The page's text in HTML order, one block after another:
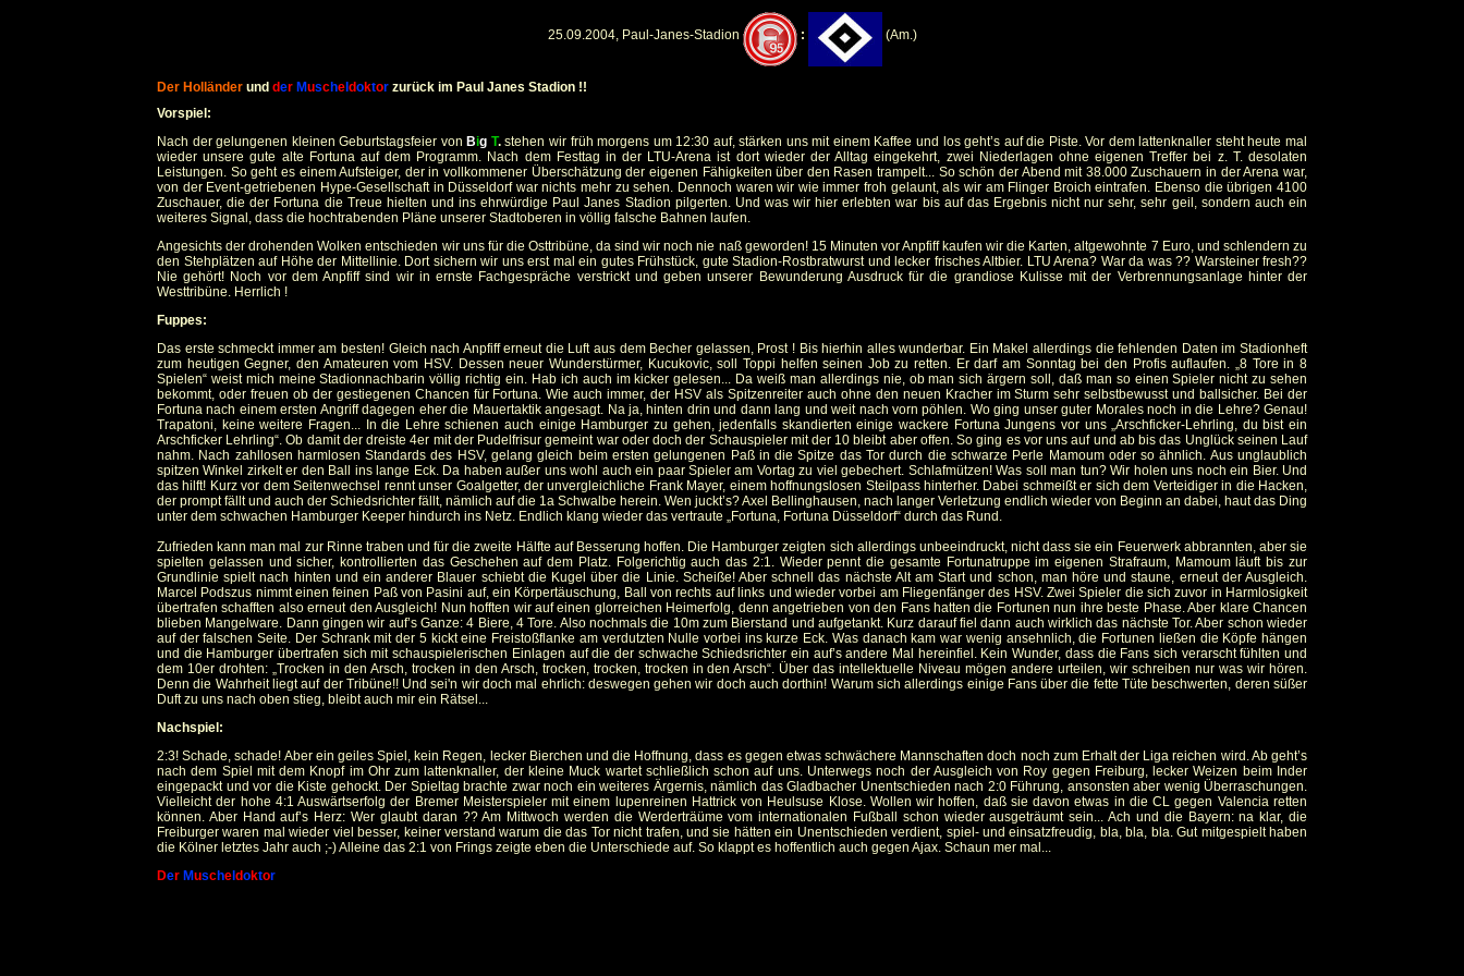
25.09.2004, Paul-Janes-Stadion : (Am.)
Der Holländer und der Musche doktor zurück im Paul Janes Stadion !!
Vorspiel:
Nach der gelungenen kleinen Geburtstagsfeier von Big T.stehen wir früh morgens um 12:30 auf, stärken uns mit einem Kaffee und los geht’s auf die Piste. Vor dem lattenknaller steht heute mal
wieder unsere gute alte Fortuna auf dem Programm. Nach dem Festtag in der LTU-Arena ist dort wieder der Alltag eingekehrt, zwei Niederlagen ohne eigenen Treffer bei z. T. desolaten
Leistungen. So geht es einem Aufsteiger, der in vollkommener Überschätzung der eigenen Fähigkeiten über den Rasen trampelt... So schön der Abend mit 38.000 Zuschauern in der Arena war,
von der Event-getriebenen Hype-Gesellschaft in Düsseldorf war nichts mehr zu sehen. Dennoch waren wir wie immer froh gelaunt, als wir am Flinger Broich eintrafen. Ebenso die übrigen 4100
Zuschauer, die der Fortuna die Treue hielten und ins ehrwürdige Paul Janes Stadion pilgerten. Und was wir hier erlebten war bis auf das Ergebnis nicht nur sehr, sehr geil, sondern auch ein
weiteres Signal, dass die hochtrabenden Pläne unserer Stadtoberen in völlig falsche Bahnen laufen.
Angesichts der drohenden Wolken entschieden wir uns für die Osttribüne, da sind wir noch nie naß geworden! 15 Minuten vor Anpfiff kaufen wir die Karten, altgewohnte 7 Euro, und schlendern zu
den Stehplätzen auf Höhe der Mittellinie. Dort sichern wir uns erst mal ein gutes Frühstück, gute Stadion-Rostbratwurst und lecker frisches Altbier. LTU Arena? War da was ?? Warsteiner fresh??
Nie gehört! Noch vor dem Anpfiff sind wir in ernste Fachgespräche verstrickt und geben unserer Bewunderung Ausdruck für die grandiose Kulisse mit der Verbrennungsanlage hinter der
Westtribüne. Herrlich !
Fuppes:
Das erste schmeckt immer am besten! Gleich nach Anpfiff erneut die Luft aus dem Becher gelassen, Prost ! Bis hierhin alles wunderbar. Ein Makel allerdings die fehlenden Daten im Stadionheft
zum heutigen Gegner, den Amateuren vom HSV. Dessen neuer Wunderstürmer, Kucukovic, soll Toppi helfen seinen Job zu retten. Er darf am Sonntag bei den Profis auflaufen. „8 Tore in 8
Spielen“ weist mich meine Stadionnachbarin völlig richtig ein. Hab ich auch im kicker gelesen... Da weiß man allerdings nie, ob man sich ärgern soll, daß man so einen Spieler nicht zu sehen
bekommt, oder freuen ob der gestiegenen Chancen für Fortuna. Wie auch immer, der HSV als Spitzenreiter auch ohne den neuen Kracher im Sturm sehr selbstbewusst und ballsicher. Bei der
Fortuna nach einem ersten Angriff dagegen eher die Mauertaktik angesagt. Na ja, hinten drin und dann lang und weit nach vorn pöhlen. Wo ging unser guter Morales noch in die Lehre? Genau!
Trapatoni, keine weitere Fragen... In die Lehre schienen auch einige Hamburger zu gehen, jedenfalls skandierten einige wackere Fortuna Jungens vor uns „Arschficker-Lehrling, du bist ein
Arschficker Lehrling“. Ob damit der dreiste 4er mit der Pudelfrisur gemeint war oder doch der Schauspieler mit der 10 bleibt aber offen. So ging es vor uns auf und ab bis das Unglück seinen Lauf
nahm. Nach zahllosen harmlosen Standards des HSV, gelang gleich beim ersten gelungenen Paß in die Spitze das Tor durch die schwarze Perle Mamoum oder so ähnlich. Aus unglaublich
spitzen Winkel zirkelt er den Ball ins lange Eck. Da haben außer uns wohl auch ein paar Spieler am Vortag zu viel gebechert. Schlafmützen! Was soll man tun? Wir holen uns noch ein Bier. Und
das hilft! Kurz vor dem Seitenwechsel rennt unser Goalgetter, der unvergleichliche Frank Mayer, einem hoffnungslosen Steilpass hinterher. Dabei schmeißt er sich dem Verteidiger in die Hacken,
der prompt fällt und auch der Schiedsrichter fällt, nämlich auf die 1a Schwalbe herein. Wen juckt’s? Axel Bellinghausen, nach langer Verletzung endlich wieder von Beginn an dabei, haut das Ding
unter dem schwachen Hamburger Keeper hindurch ins Netz. Endlich klang wieder das vertraute „Fortuna, Fortuna Düsseldorf“ durch das Rund.
Zufrieden kann man mal zur Rinne traben und für die zweite Hälfte auf Besserung hoffen. Die Hamburger zeigten sich allerdings unbeeindruckt, nicht dass sie ein Feuerwerk abbrannten, aber sie
spielten gelassen und sicher, kontrollierten das Geschehen auf dem Platz. Folgerichtig auch das 2:1. Wieder pennt die gesamte Fortunatruppe im eigenen Strafraum, Mamoum läuft bis zur
Grundlinie spielt nach hinten und ein anderer Blauer schiebt die Kugel über die Linie. Scheiße! Aber schnell das nächste Alt am Start und schon, man höre und staune, erneut der Ausgleich.
Marcel Podszus nimmt einen feinen Paß von Pasini auf, ein Körpertäuschung, Ball von rechts auf links und wieder vorbei am Fliegenfänger des HSV. Zwei Spieler die sich zuvor in Harmlosigkeit
übertrafen schafften also erneut den Ausgleich! Nun hofften wir auf einen glorreichen Heimerfolg, denn angetrieben von den Fans hatten die Fortunen nun ihre beste Phase. Aber klare Chancen
blieben Mangelware. Dann gingen wir auf’s Ganze: 4 Biere, 4 Tore. Also nochmals die 10m zum Bierstand und aufgetankt. Kurz darauf fiel dann auch wirklich das nächste Tor. Aber schon wieder
auf der falschen Seite. Der Schrank mit der 5 kickt eine Freistoßflanke am verdutzten Nulle vorbei ins kurze Eck. Was danach kam war wenig ansehnlich, die Fortunen ließen die Köpfe hängen
und die Hamburger übertrafen sich mit schauspielerischen Einlagen auf die der schwache Schiedsrichter ein auf’s andere Mal hereinfiel. Kein Wunder, dass die Fans sich verarscht fühlten und
dem 10er drohten: „Trocken in den Arsch, trocken in den Arsch, trocken, trocken, trocken in den Arsch“. Über das intellektuelle Niveau mögen andere urteilen, wir schreiben nur was wir hören.
Denn die Wahrheit liegt auf der Tribüne!! Und sei'n wir doch mal ehrlich: deswegen gehen wir doch auch dorthin! Warum sich allerdings einige Fans über die fette Tüte beschwerten, deren süßer
Duft zu uns nach oben stieg, bleibt auch mir ein Rätsel...
Nachspiel:
2:3! Schade, schade! Aber ein geiles Spiel, kein Regen, lecker Bierchen und die Hoffnung, dass es gegen etwas schwächere Mannschaften doch noch zum Erhalt der Liga reichen wird. Ab geht’s
nach dem Spiel mit dem Knopf im Ohr zum lattenknaller, der kleine Muck wartet schließlich schon auf uns. Unterwegs noch der Ausgleich von Roy gegen Freiburg, lecker Weizen beim Inder
eingepackt und vor die Kiste gehockt. Der Spieltag brachte zwar noch ein weiteres Ärgernis, nämlich das Gladbacher Unentschieden nach 2:0 Führung, ansonsten aber wenig Überraschungen.
Vielleicht der hohe 4:1 Auswärtserfolg der Bremer Meisterspieler mit einem lupenreinen Hattrick von Heulsuse Klose. Wollen wir hoffen, daß sie davon etwas in die CL gegen Valencia retten
können. Aber Hand auf’s Herz: Wer glaubt daran ?? Am Mittwoch werden die Werderträüme vom internationalen Fußball schon wieder ausgeträumt sein... Ach und die Bayern: na klar, die
Freiburger waren mal wieder viel besser, keiner verstand warum die das Tor nicht trafen, und sie hätten ein Unentschieden verdient, spiel- und einsatzfreudig, bla, bla, bla. Gut mitgespielt haben
die Kölner letztes Jahr auch ;-) Alleine das 2:1 von Frings zeigte eben die Unterschiede auf. So klappt es hoffentlich auch gegen Ajax. Schaun mer mal...
Der Musche doktor